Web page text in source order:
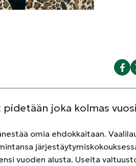
joka kolmas
omia ehdokkaitaan.
vuoden alusta. Useita